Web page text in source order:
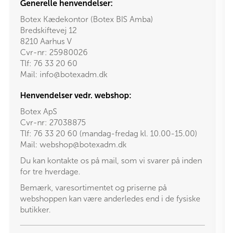
Generelle henvendelser:
Botex Kædekontor (Botex BIS Amba)
Bredskiftevej 12
8210 Aarhus V
Cvr-nr: 25980026
Tlf: 76 33 20 60
Mail: info@botexadm.dk
Henvendelser vedr. webshop:
Botex ApS
Cvr-nr: 27038875
Tlf: 76 33 20 60 (mandag-fredag kl. 10.00-15.00)
Mail: webshop@botexadm.dk
Du kan kontakte os på mail, som vi svarer på inden
for tre hverdage.
Bemærk, varesortimentet og priserne på
webshoppen kan være anderledes end i de fysiske
butikker.